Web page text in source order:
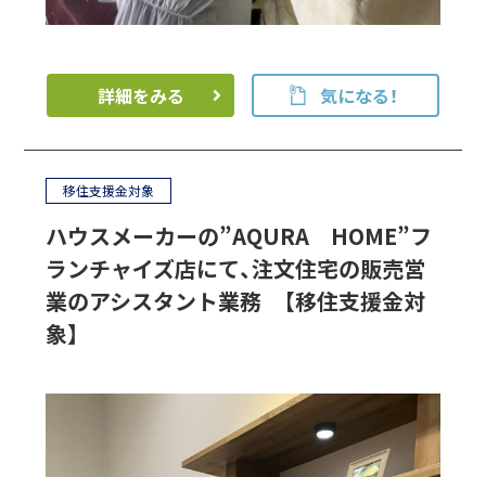
詳細をみる 気になる！
移住支援金対象
ハウスメーカーの”AQURA HOME”フ
ランチャイズ店にて、注文住宅の販売営
業のアシスタント業務 【移住支援金対
象】